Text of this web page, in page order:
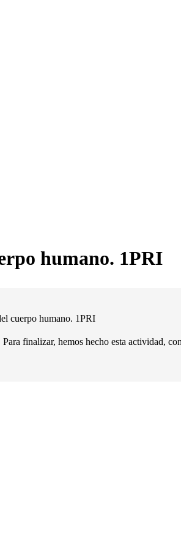
humano. 1PRI
finalizar, hemos hecho esta actividad,